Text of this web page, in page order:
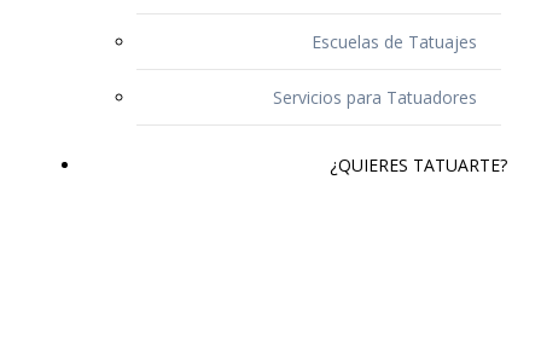
Escuelas de Tatuajes
Servicios para Tatuadores
¿QUIERES TATUARTE?